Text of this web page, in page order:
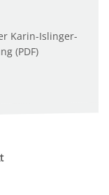
Karin-Islinger-
(PDF)